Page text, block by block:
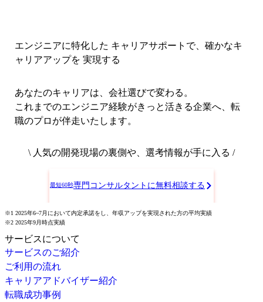
エンジニアに特化した キャリアサポートで、 確かなキ
ャリアアップを 実現する
あなたのキャリアは、会社選びで変わる。
これまでのエンジニア経験がきっと活きる企業へ、転
職のプロが伴走いたします。
\ 人気の開発現場の裏側や、選考情報が手に入る /
最短60秒専門コンサルタントに無料相談する
※1 2025年6~7月において内定承諾をし、年収アップを実現された方の平均実績
※2 2025年9月時点実績
サービスについて
サービスのご紹介
ご利用の流れ
キャリアアドバイザー紹介
転職成功事例